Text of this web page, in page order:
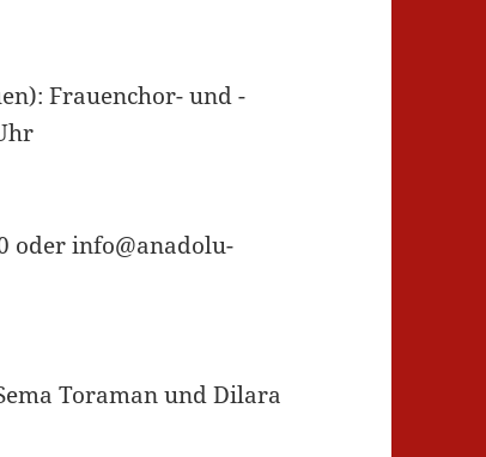
Frauenchor- und -
oder info@anadolu-
Toraman und Dilara